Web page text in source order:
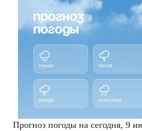
ОБЪЯВЛЕНИЯ
Прогноз погоды на сегодня, 9